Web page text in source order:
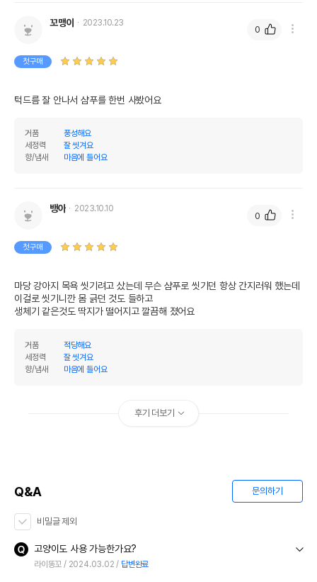
꼬맹이 2023.10.23
첫구매
턱드름 잘 안나서 샴푸를 한번 사봤어요
거품
풍성해요
세정력
잘 씻겨요
향/냄새
마음에 들어요
0
뱅아 2023.10.10
첫구매
마당 강아지 목욕 씻기려고 샀는데 무슨 샴푸로 씻기던 항상 간지러워 했는데
이걸로 씻기니깐 몸 긁던 것도 들하고
생체기 같은것도 딱지가 떨어지고 깔끔해 졌어요
거품
적당해요
세정력
잘 씻겨요
향/냄새
마음에 들어요
0
후기 더보기
Q&A 문의하기
비밀글 제외
고양이도 사용 가능한가요?
라이똥꼬 2024.03.02 답변완료